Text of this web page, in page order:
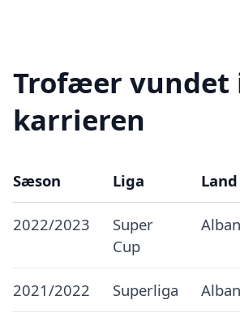
Trofæer vundet
karrieren
Sæson Liga Land
2022/2023
Super
Cup
2021/2022 Superliga